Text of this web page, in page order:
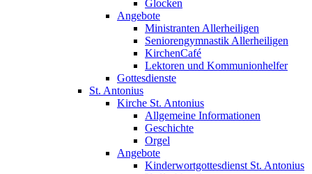
Glocken
Angebote
Ministranten Allerheiligen
Seniorengymnastik Allerheiligen
KirchenCafé
Lektoren und Kommunionhelfer
Gottesdienste
St. Antonius
Kirche St. Antonius
Allgemeine Informationen
Geschichte
Orgel
Angebote
Kinderwortgottesdienst St. Antonius